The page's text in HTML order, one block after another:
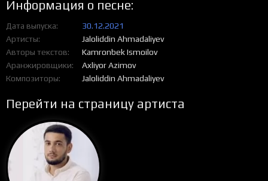
Информация о песне:
Дата выпуска
30.12.2021
Артисты
Jaloliddin Ahmadaliyev
Авторы текстов
Kamronbek Ismoilov
Аранжировщики
Axliyor Azimov
Композиторы
Jaloliddin Ahmadaliyev
Перейти на страницу артиста